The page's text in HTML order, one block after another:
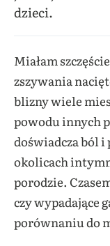
dzieci.
Miałam
zszywania
blizny wiele
powodu innych
doświadcza ból
okolicach
porodzie.
czy wypadające
porównaniu do